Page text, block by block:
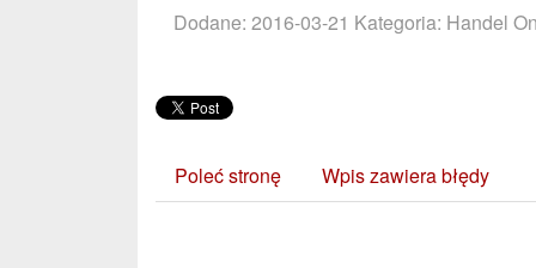
Dodane: 2016-03-21 Kategoria: Handel
Poleć stronę Wpis zawiera błędy